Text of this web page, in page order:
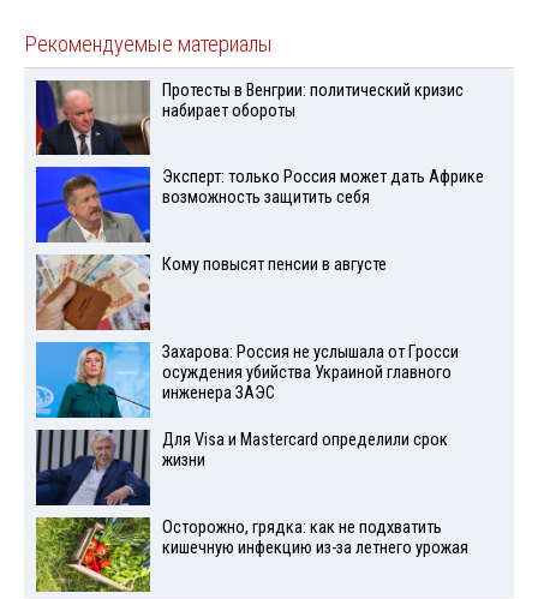
Рекомендуемые материалы
Протесты в Венгрии: политический кризис
набирает обороты
Эксперт: только Россия может дать Африке
возможность защитить себя
Кому повысят пенсии в августе
Захарова: Россия не услышала от Гросси
осуждения убийства Украиной главного
инженера ЗАЭС
Для Visа и Mastercard определили срок
жизни
Осторожно, грядка: как не подхватить
кишечную инфекцию из-за летнего урожая